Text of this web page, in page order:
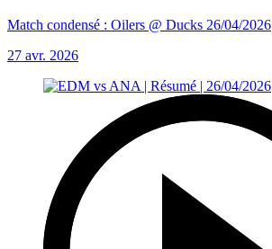
Match condensé : Oilers @ Ducks 26/04/2026
27 avr. 2026